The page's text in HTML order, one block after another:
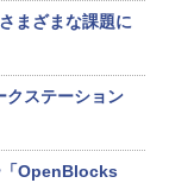
まざまな課題に
クステーション
「OpenBlocks